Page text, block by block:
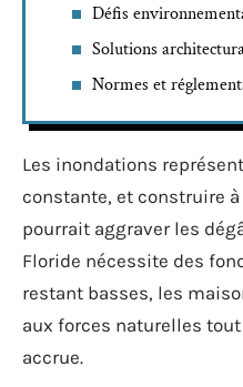
Défis
Solutions
Normes et
Les inondations
constante, et construire
pourrait aggraver les
Floride nécessite des
restant basses, les
aux forces naturelles
accrue.